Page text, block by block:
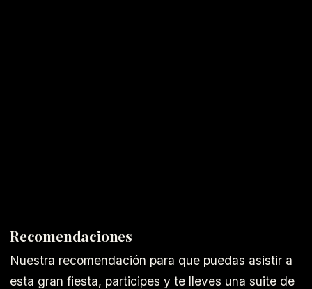
Recomendaciones
Nuestra recomendación para que puedas asistir a
esta gran fiesta, participes y te lleves una suite de